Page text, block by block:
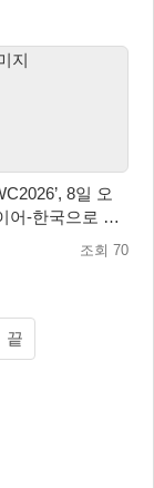
8일 오
어-한국으로 시
조회 70
끝